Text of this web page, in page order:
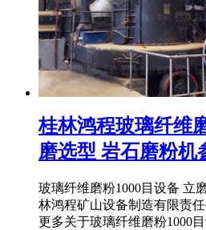
桂林鸿程玻璃纤维
磨选型 岩石磨粉机
玻璃纤维磨粉1000目设备 立
林鸿程矿山设备制造有限责
更多关于玻璃纤维磨粉1000